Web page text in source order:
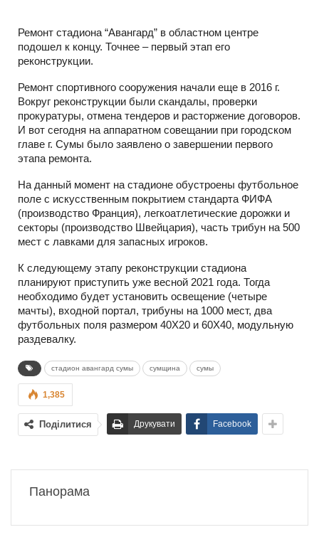
Ремонт стадиона “Авангард” в областном центре
подошел к концу. Точнее – первый этап его
реконструкции.
Ремонт спортивного сооружения начали еще в 2016 г.
Вокруг реконструкции были скандалы, проверки
прокуратуры, отмена тендеров и расторжение договоров.
И вот сегодня на аппаратном совещании при городском
главе г. Сумы было заявлено о завершении первого
этапа ремонта.
На данный момент на стадионе обустроены футбольное
поле с искусственным покрытием стандарта ФИФА
(производство Франция), легкоатлетические дорожки и
секторы (производство Швейцария), часть трибун на 500
мест с лавками для запасных игроков.
К следующему этапу реконструкции стадиона
планируют приступить уже весной 2021 года. Тогда
необходимо будет установить освещение (четыре
мачты), входной портал, трибуны на 1000 мест, два
футбольных поля размером 40Х20 и 60Х40, модульную
раздевалку.
стадион авангард сумы сумщина сумы
1,385
Поділитися Друкувати Facebook
Панорама